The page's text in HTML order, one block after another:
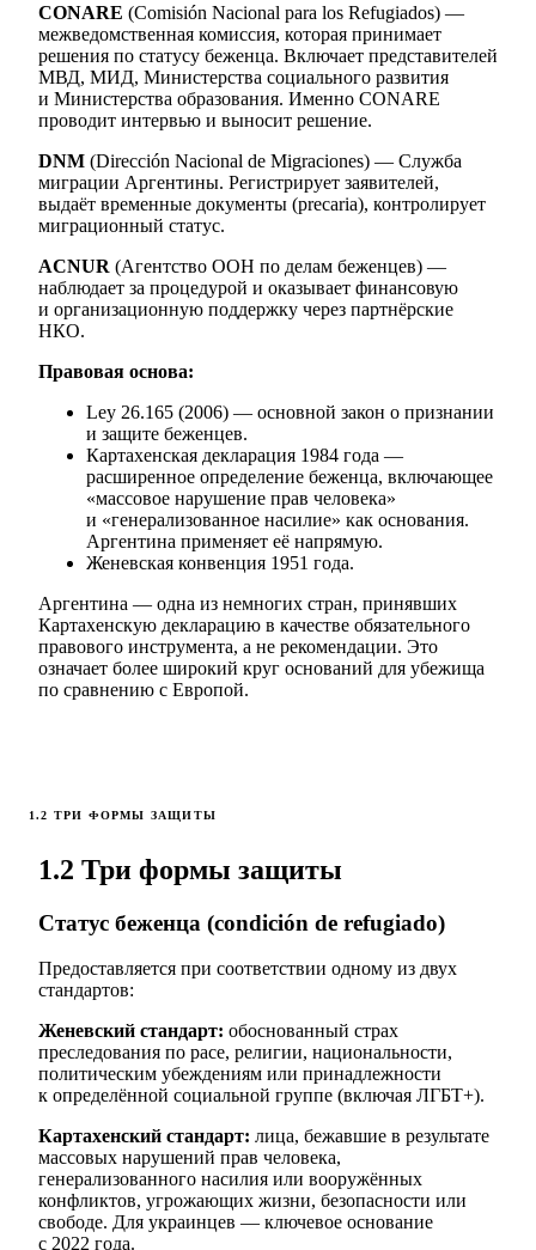
CONARE (Comisión Nacional para los Refugiados) —
межведомственная комиссия, которая принимает
решения по статусу беженца. Включает представителей
МВД, МИД, Министерства социального развития
и Министерства образования. Именно CONARE
проводит интервью и выносит решение.
DNM (Dirección Nacional de Migraciones) — Служба
миграции Аргентины. Регистрирует заявителей,
выдаёт временные документы (precaria), контролирует
миграционный статус.
ACNUR (Агентство ООН по делам беженцев) —
наблюдает за процедурой и оказывает финансовую
и организационную поддержку через партнёрские
НКО.
Правовая основа:
Ley 26.165 (2006) — основной закон о признании
и защите беженцев.
Картахенская декларация 1984 года —
расширенное определение беженца, включающее
«массовое нарушение прав человека»
и «генерализованное насилие» как основания.
Аргентина применяет её напрямую.
Женевская конвенция 1951 года.
Аргентина — одна из немногих стран, принявших
Картахенскую декларацию в качестве обязательного
правового инструмента, а не рекомендации. Это
означает более широкий круг оснований для убежища
по сравнению с Европой.
1.2 ТРИ ФОРМЫ ЗАЩИТЫ
1.2 Три формы защиты
Статус беженца (condición de refugiado)
Предоставляется при соответствии одному из двух
стандартов:
Женевский стандарт: обоснованный страх
преследования по расе, религии, национальности,
политическим убеждениям или принадлежности
к определённой социальной группе (включая ЛГБТ+).
Картахенский стандарт: лица, бежавшие в результате
массовых нарушений прав человека,
генерализованного насилия или вооружённых
конфликтов, угрожающих жизни, безопасности или
свободе. Для украинцев — ключевое основание
с 2022 года.